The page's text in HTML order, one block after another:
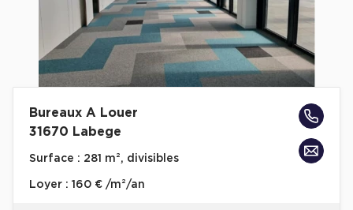
Bureaux A Louer
31670 Labege
Surface : 281 m², divisibles
Loyer : 160 € /m²/an